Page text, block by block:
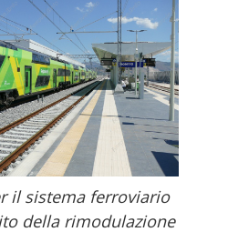
il sistema ferroviario
della rimodulazione